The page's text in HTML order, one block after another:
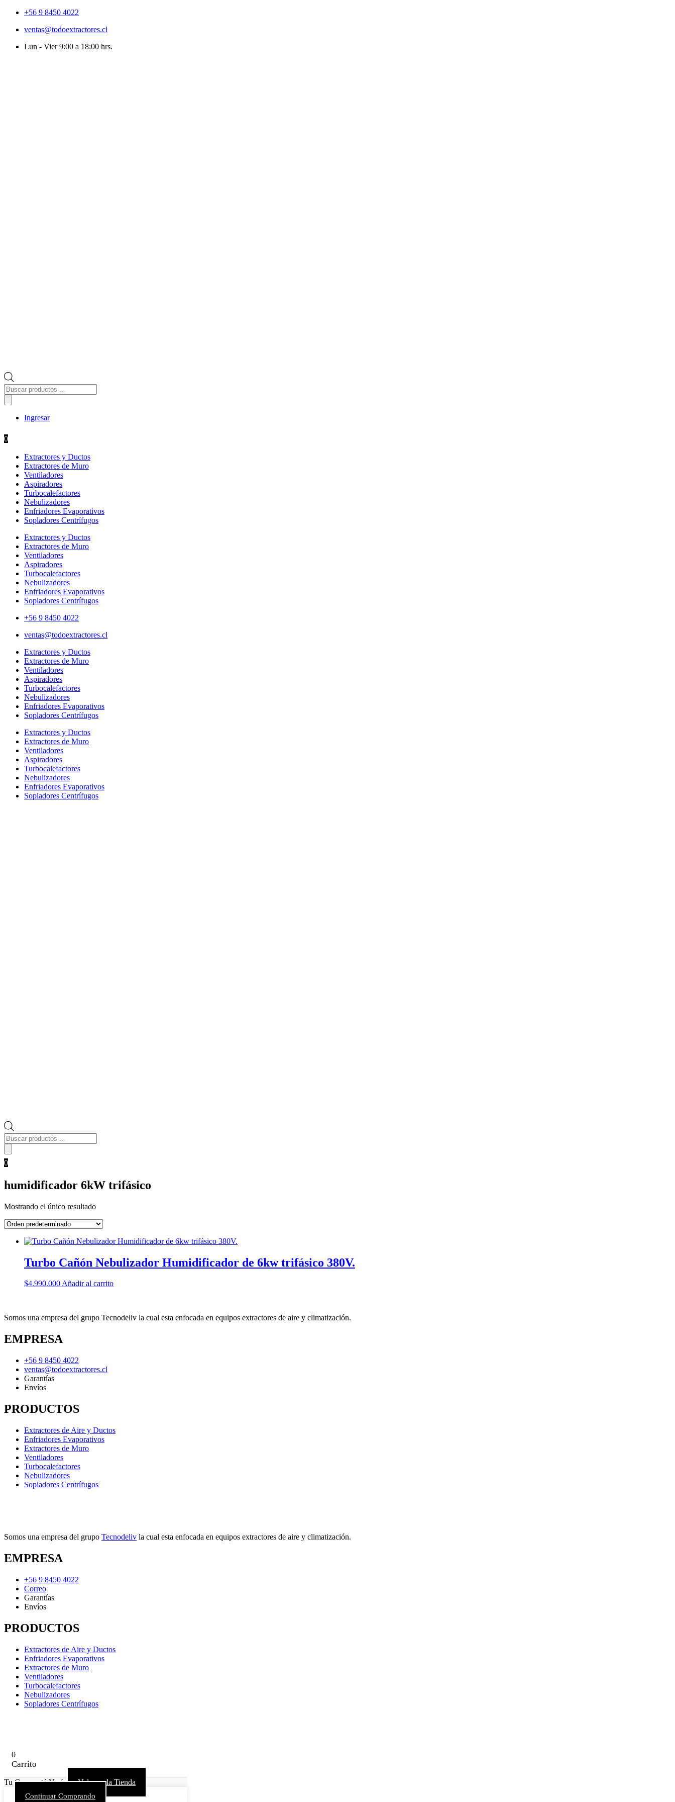
+56 9 8450 4022
ventas@todoextractores.cl
Lun - Vier 9:00 a 18:00 hrs.
Búsqueda
de
productos
Ingresar
0
Extractores y Ductos
Extractores de Muro
Ventiladores
Aspiradores
Turbocalefactores
Nebulizadores
Enfriadores Evaporativos
Sopladores Centrífugos
Extractores y Ductos
Extractores de Muro
Ventiladores
Aspiradores
Turbocalefactores
Nebulizadores
Enfriadores Evaporativos
Sopladores Centrífugos
+56 9 8450 4022
ventas@todoextractores.cl
Extractores y Ductos
Extractores de Muro
Ventiladores
Aspiradores
Turbocalefactores
Nebulizadores
Enfriadores Evaporativos
Sopladores Centrífugos
Extractores y Ductos
Extractores de Muro
Ventiladores
Aspiradores
Turbocalefactores
Nebulizadores
Enfriadores Evaporativos
Sopladores Centrífugos
Búsqueda
de
productos
0
humidificador 6kW trifásico
Mostrando el único resultado
Turbo Cañón Nebulizador Humidificador de 6kw trifásico 380V.
$4.990.000Añadir al carrito
Somos una empresa del grupo Tecnodeliv la cual esta enfocada en equipos extractores de aire y climatización.
EMPRESA
+56 9 8450 4022
ventas@todoextractores.cl
Garantías
Envíos
PRODUCTOS
Extractores de Aire y Ductos
Enfriadores Evaporativos
Extractores de Muro
Ventiladores
Turbocalefactores
Nebulizadores
Sopladores Centrífugos
Somos una empresa del grupo Tecnodeliv la cual esta enfocada en equipos extractores de aire y climatización.
EMPRESA
+56 9 8450 4022
Correo
Garantías
Envíos
PRODUCTOS
Extractores de Aire y Ductos
Enfriadores Evaporativos
Extractores de Muro
Ventiladores
Turbocalefactores
Nebulizadores
Sopladores Centrífugos
0
Carrito
Tu Carro está Vacío Volver a la Tienda
Continuar Comprando